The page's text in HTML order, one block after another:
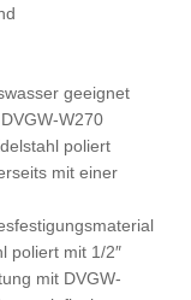
geeignet
W270
poliert
mit einer
poliert mit 1/2″
mit DVGW-